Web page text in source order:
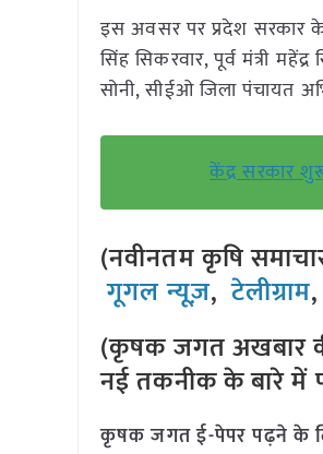
इस अवसर पर प्रदेश सरकार के
सिंह सिकरवार, पूर्व मंत्री
सोनी, सीईओ जिला पंचायत
केंद्र सरकार
(नवीनतम कृषि
गूगल न्यूज़,टेलीग्राम
(कृषक जगत अखबार
नई तकनीक के बारे में
कृषक जगत ई-पेपर पढ़ने के